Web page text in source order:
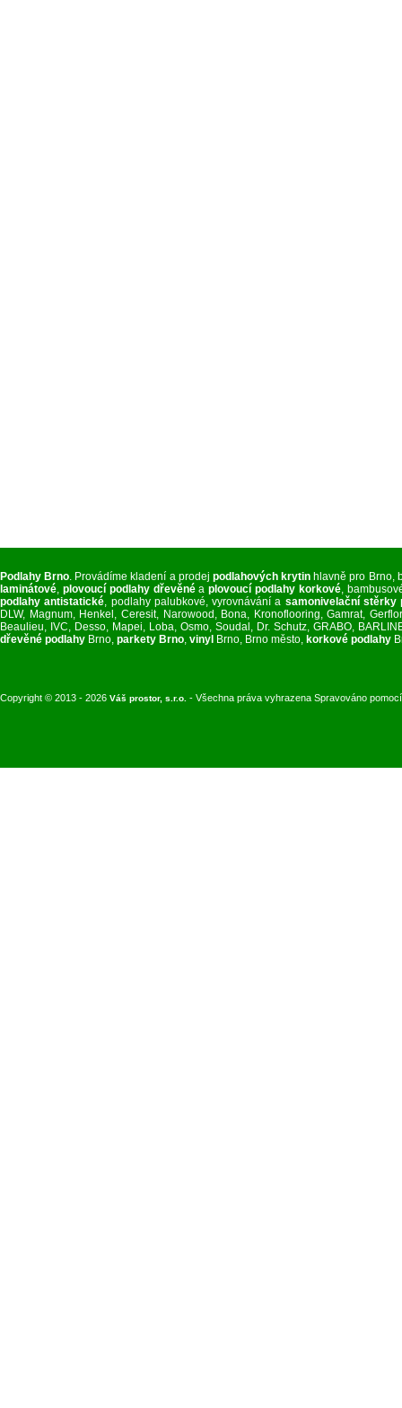
Podlahy Brno. Provádíme kladení a prodej podlahových krytin hlavně pro Brno,
laminátové, plovoucí podlahy dřevěnéaplovoucí podlahy korkové,
podlahy antistatické, podlahy palubkové, vyrovnávání a samonivelační stěrky
DLW, Magnum, Henkel, Ceresit, Narowood, Bona, Kronoflooring, Gamrat,
Beaulieu, IVC, Desso, Mapei, Loba, Osmo, Soudal, Dr. Schutz, GRABO,
dřevěné podlahy Brno, parkety Brno, vinyl Brno, Brno město, korkové podlahy
Copyright © 2013 - 2026 Váš prostor, s.r.o. - Všechna práva vyhrazena Spravováno